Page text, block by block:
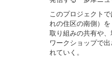
このプロジェクト
れの住区の南側）
取り組みの共有や
ワークショップで
れていく。